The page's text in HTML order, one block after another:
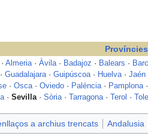
· Almeria· Àvila· Badajoz · Balears ·
Guadalajara· Guipúscoa· Huelva· Jaén
· Osca· Oviedo · Paléncia· Pamplona·
· Sevilla· Sòria· Tarragona· Terol ·
a archius trencats Andalusia